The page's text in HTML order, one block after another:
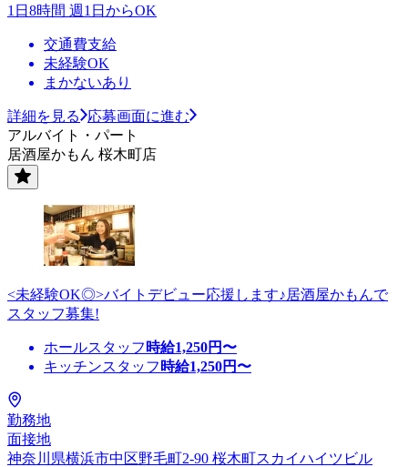
1日8時間 週1日からOK
交通費支給
未経験OK
まかないあり
詳細を見る
応募画面に進む
アルバイト・パート
居酒屋かもん 桜木町店
<未経験OK◎>バイトデビュー応援します♪居酒屋かもんで
スタッフ募集!
ホールスタッフ 時給1,250円〜
キッチンスタッフ 時給1,250円〜
勤務地
面接地
神奈川県横浜市中区野毛町2-90 桜木町スカイハイツビル